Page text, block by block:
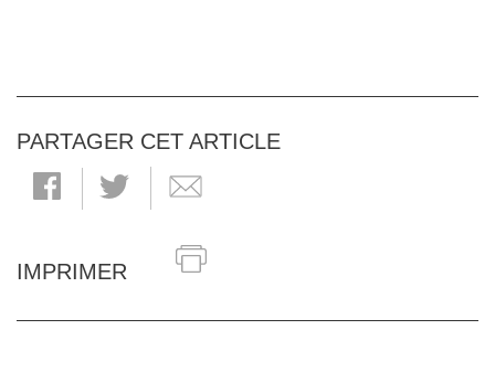
PARTAGER CET ARTICLE
IMPRIMER